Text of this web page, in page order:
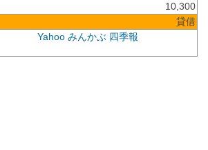
10,300
貸借
Yahoo みんかぶ 四季報